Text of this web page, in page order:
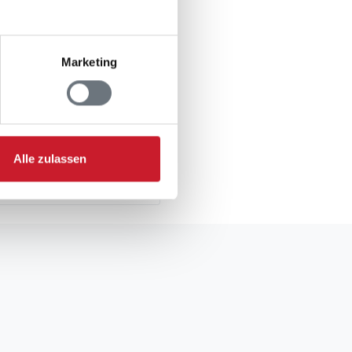
Marketing
Alle zulassen